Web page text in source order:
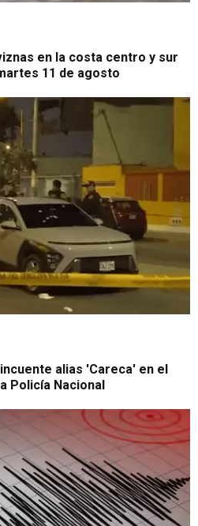
en la costa centro y sur
11 de agosto
alias 'Careca' en el
Policía Nacional